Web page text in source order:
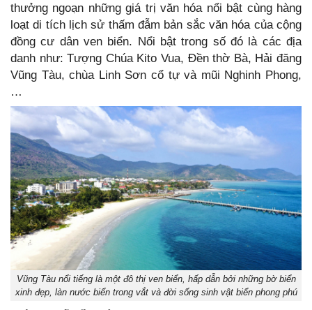
thưởng ngoạn những giá trị văn hóa nổi bật cùng hàng
loạt di tích lịch sử thấm đẫm bản sắc văn hóa của cộng
đồng cư dân ven biển. Nổi bật trong số đó là các địa
danh như: Tượng Chúa Kito Vua, Đền thờ Bà, Hải đăng
Vũng Tàu, chùa Linh Sơn cổ tự và mũi Nghinh Phong,
…
Vũng Tàu nổi tiếng là một đô thị ven biển, hấp dẫn bởi những bờ biển
xinh đẹp, làn nước biển trong vắt và đời sống sinh vật biển phong phú